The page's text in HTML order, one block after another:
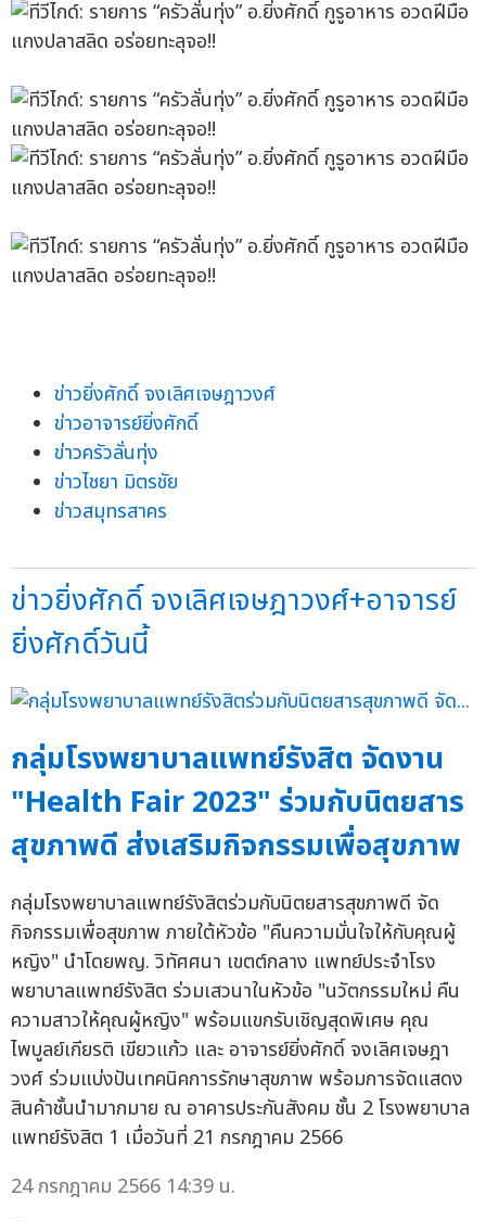
ข่าวยิ่งศักดิ์ จงเลิศเจษฎาวงศ์
ข่าวอาจารย์ยิ่งศักดิ์
ข่าวครัวลั่นทุ่ง
ข่าวไชยา มิตรชัย
ข่าวสมุทรสาคร
ข่าวยิ่งศักดิ์ จงเลิศเจษฎาวงศ์+อาจารย์
ยิ่งศักดิ์วันนี้
กลุ่มโรงพยาบาลแพทย์รังสิต จัดงาน
"Health Fair 2023" ร่วมกับนิตยสาร
สุขภาพดี ส่งเสริมกิจกรรมเพื่อสุขภาพ
กลุ่มโรงพยาบาลแพทย์รังสิตร่วมกับนิตยสารสุขภาพดี จัด
กิจกรรมเพื่อสุขภาพ ภายใต้หัวข้อ "คืนความมั่นใจให้กับคุณผู้
หญิง" นำโดยพญ. วิทัศศนา เขตต์กลาง แพทย์ประจำโรง
พยาบาลแพทย์รังสิต ร่วมเสวนาในหัวข้อ "นวัตกรรมใหม่ คืน
ความสาวให้คุณผู้หญิง" พร้อมแขกรับเชิญสุดพิเศษ คุณ
ไพบูลย์เกียรติ เขียวแก้ว และ อาจารย์ยิ่งศักดิ์ จงเลิศเจษฎา
วงศ์ ร่วมแบ่งปันเทคนิคการรักษาสุขภาพ พร้อมการจัดแสดง
สินค้าชั้นนำมากมาย ณ อาคารประกันสังคม ชั้น 2 โรงพยาบาล
แพทย์รังสิต 1 เมื่อวันที่ 21 กรกฎาคม 2566
24 กรกฎาคม 2566 14:39 น.